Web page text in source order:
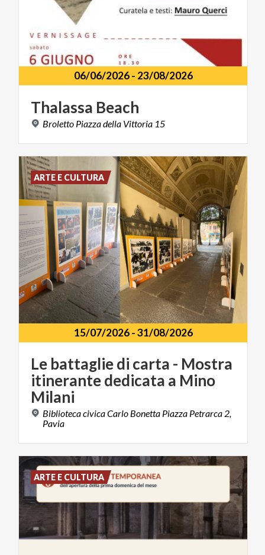
06/06/2026- 23/08/2026
Thalassa Beach
Broletto Piazzadella Vittoria 15
15/07/2026-31/08/2026
Le battaglie di carta - Mostra
itinerante dedicata a Mino
Milani
Biblioteca civica Carlo Bonetta Piazza Petrarca 2,
Pavia
ARTE E CULTURA
ARTE E CULTURA